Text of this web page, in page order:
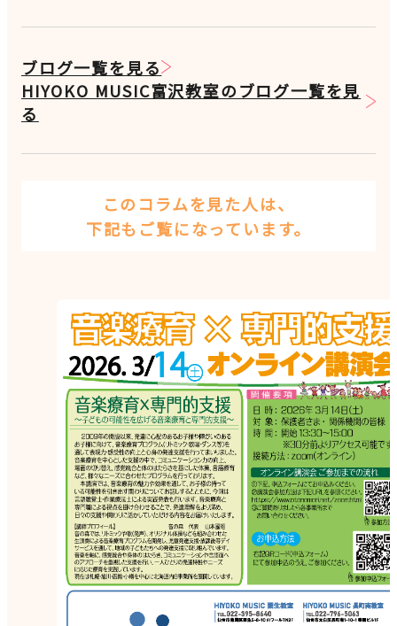
ブログ一覧を見る
HIYOKO MUSIC富沢教室のブログ一覧を見
る
このコラムを見た人は、
下記もご覧になっています。